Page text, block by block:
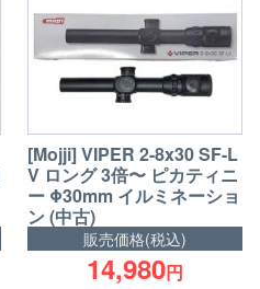
[Mojji] VIPER 2-8x30 SF-L
V ロング 3倍〜 ピカティニ
ー Φ30mm イルミネーショ
ン (中古)
販売価格(税込)
14,980円